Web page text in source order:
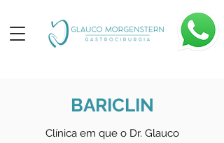
BARICLIN
Clínica em que o Dr. Glauco